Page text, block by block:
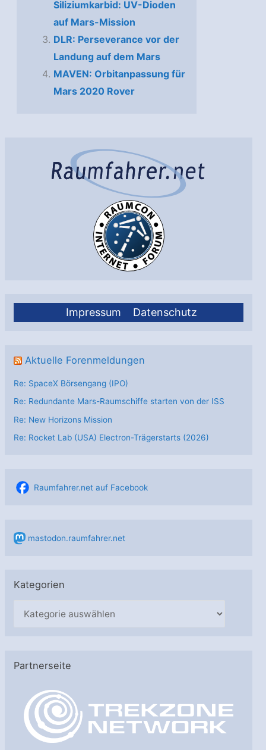
Impressum Datenschutz
Aktuelle Forenmeldungen
Re: SpaceX Börsengang (IPO)
Re: Redundante Mars-Raumschiffe starten von der ISS
Re: New Horizons Mission
Re: Rocket Lab (USA) Electron-Trägerstarts (2026)
Raumfahrer.net auf Facebook
mastodon.raumfahrer.net
Kategorien
g
Partnerseite
Siliziumkarbid: UV-Dioden
auf Mars-Mission
DLR: Perseverance vor der
Landung auf dem Mars
MAVEN: Orbitanpassung für
Mars 2020 Rover